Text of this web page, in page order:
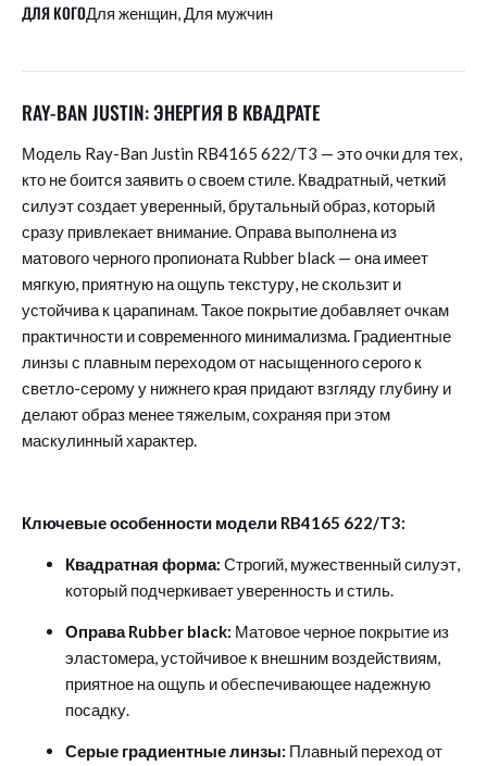
ДЛЯ КОГОДля женщин, Для мужчин
RAY-BAN JUSTIN: ЭНЕРГИЯ В КВАДРАТЕ
Модель Ray-Ban Justin RB4165 622/T3 — это очки для тех,
кто не боится заявить о своем стиле. Квадратный, четкий
силуэт создает уверенный, брутальный образ, который
сразу привлекает внимание. Оправа выполнена из
матового черного пропионата Rubber black — она имеет
мягкую, приятную на ощупь текстуру, не скользит и
устойчива к царапинам. Такое покрытие добавляет очкам
практичности и современного минимализма. Градиентные
линзы с плавным переходом от насыщенного серого к
светло-серому у нижнего края придают взгляду глубину и
делают образ менее тяжелым, сохраняя при этом
маскулинный характер.
Ключевые особенности модели RB4165 622/T3:
Квадратная форма: Строгий, мужественный силуэт,
который подчеркивает уверенность и стиль.
Оправа Rubber black: Матовое черное покрытие из
эластомера, устойчивое к внешним воздействиям,
приятное на ощупь и обеспечивающее надежную
посадку.
Серые градиентные линзы: Плавный переход от